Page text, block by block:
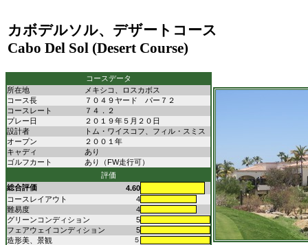
カボデルソル、デザートコース
Cabo Del Sol (Desert Course)
コースデータ
所在地
メキシコ、ロスカボス
コース長
７０４９ヤード パー７２
コースレート
７４．２
プレー日
２０１９年５月２０日
設計者
トム・ワイスコフ、フィル・スミス
オープン
２００１年
キャディ
あり
ゴルフカート
あり（FW走行可）
評価
総合評価
4.60
コースレイアウト
4
難易度
4
グリーンコンディション
5
フェアウェイコンディション
5
造形美、景観
５